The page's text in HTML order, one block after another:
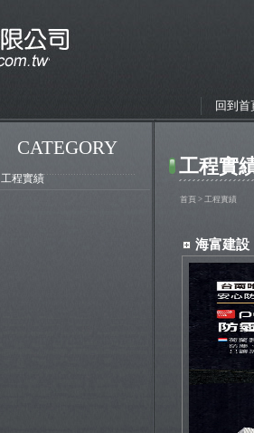
回到首
CATEGORY
工程實績
工程實
首頁 > 工程實績
海富建設